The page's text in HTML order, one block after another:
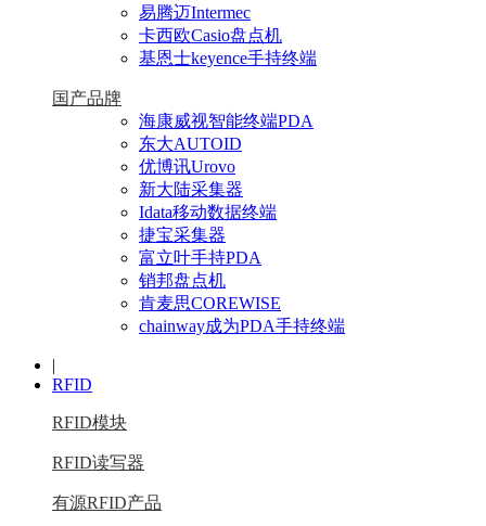
易腾迈Intermec
卡西欧Casio盘点机
基恩士keyence手持终端
国产品牌
海康威视智能终端PDA
东大AUTOID
优博讯Urovo
新大陆采集器
Idata移动数据终端
捷宝采集器
富立叶手持PDA
销邦盘点机
肯麦思COREWISE
chainway成为PDA手持终端
|
RFID
RFID模块
RFID读写器
有源RFID产品